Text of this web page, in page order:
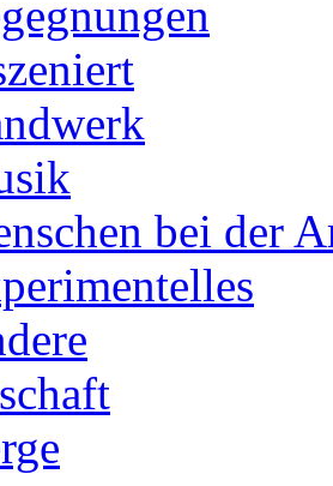
bei der